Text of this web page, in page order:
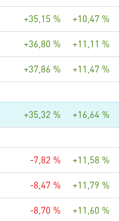
+35,15 % +10,47 %
+36,80 % +11,11 %
+37,86 % +11,47 %
+35,32 % +16,64 %
-7,82 % +11,58 %
-8,47 % +11,79 %
-8,70 % +11,60 %